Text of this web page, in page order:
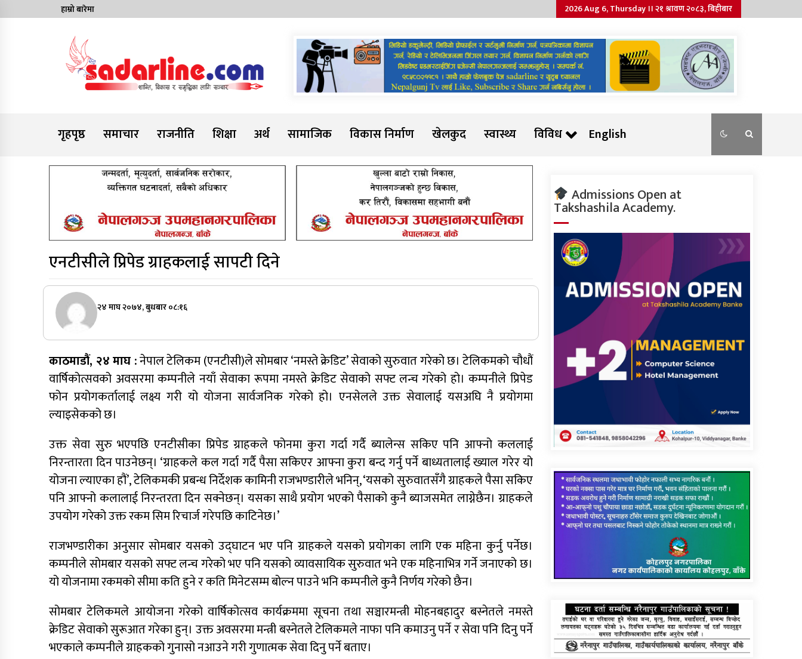
to
हाम्रो बारेमा 2026 Aug 6, Thursday ।। २१ श्रावण २०८३, बिहीबार
Sadarline
गृहपृष्ठ
समाचार राजनीति शिक्षा अर्थ सामाजिक विकास निर्माण खेलकुद स्वास्थ्य विविध English
एनटीसीले प्रिपेड ग्राहकलाई सापटी दिने
२४ माघ २०७४, बुधबार ०८:१६
काठमाडौं, २४ माघ :नेपाल टेलिकम (एनटीसी)ले सोमबार ‘नमस्ते क्रेडिट’ सेवाको सुरुवात गरेको छ। टेलिकमको चौधौं
वार्षिकोत्सवको अवसरमा कम्पनीले नयाँ सेवाका रूपमा नमस्ते क्रेडिट सेवाको सफ्ट लन्च गरेको हो। कम्पनीले प्रिपेड
फोन प्रयोगकर्तालाई लक्ष्य गरी यो योजना सार्वजनिक गरेको हो। एनसेलले उक्त सेवालाई यसअघि नै प्रयोगमा
ल्याइसेकको छ।
उक्त सेवा सुरु भएपछि एनटीसीका प्रिपेड ग्राहकले फोनमा कुरा गर्दा गर्दै ब्यालेन्स सकिए पनि आफ्नो कललाई
निरन्तारता दिन पाउनेछन्। ‘ग्राहकले कल गर्दा गर्दै पैसा सकिएर आफ्ना कुरा बन्द गर्नु पर्ने बाध्यतालाई ख्याल गरेर यो
योजना ल्याएका हौं’, टेलिकमकी प्रबन्ध निर्देशक कामिनी राजभण्डारीले भनिन्, ‘यसको सुरुवातसँगै ग्राहकले पैसा सकिए
पनि आफ्नो कलालाई निरन्तरता दिन सक्नेछन्। यसका साथै प्रयोग भएको पैसाको कुनै ब्याजसमेत लाग्नेछैन। ग्राहकले
उपयोग गरेको उक्त रकम सिम रिचार्ज गरेपछि काटिनेछ।’
राजभण्डारीका अनुसार सोमबार यसको उद्घाटन भए पनि ग्राहकले यसको प्रयोगका लागि एक महिना कुर्नु पर्नेछ।
कम्पनीले सोमबार यसको सफ्ट लन्च गरेको भए पनि यसको व्यावसायिक सुरुवात भने एक महिनाभित्र गर्ने जनाएको छ।
यो योजनामा रकमको सीमा कति हुने र कति मिनेटसम्म बोल्न पाउने भनि कम्पनीले कुनै निर्णय गरेको छैन।
सोमबार टेलिकमले आयोजना गरेको वार्षिकोत्सव कार्यक्रममा सूचना तथा सञ्चारमन्त्री मोहनबहादुर बस्नेतले नमस्ते
क्रेडिट सेवाको सुरूआत गरेका हुन्। उक्त अवसरमा मन्त्री बस्नेतले टेलिकमले नाफा पनि कमाउनु पर्ने र सेवा पनि दिनु पर्ने
भएकाले कम्पनीले ग्राहकको गुनासो नआउने गरी गुणात्मक सेवा दिनु पर्ने बताए।
Admissions Open at
Takshashila Academy.